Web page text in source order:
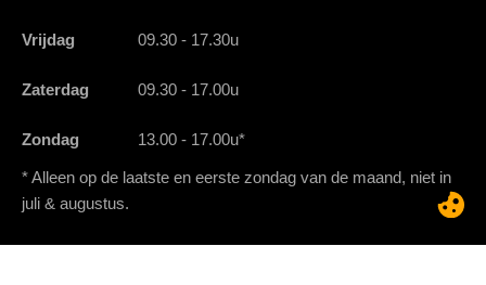
Vrijdag 09.30 - 17.30u
Zaterdag 09.30 - 17.00u
Zondag 13.00 - 17.00u*
* Alleen op de laatste en eerste zondag van de maand, niet in
juli & augustus.